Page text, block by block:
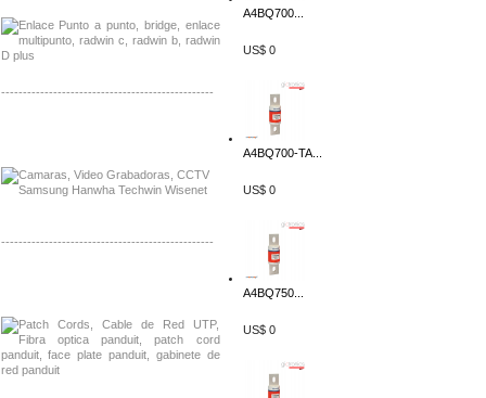
-------------------------------------------------
-------------------------------------------------
A4BQ700...
US$ 0
A4BQ700-TA...
US$ 0
A4BQ750...
US$ 0